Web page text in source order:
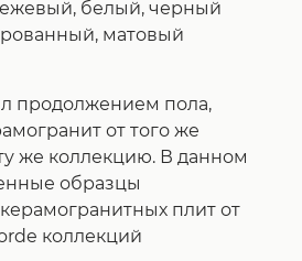
белый, черный
матовый
продолжением пола,
от того же
же коллекцию. В данном
образцы
плит от
коллекций